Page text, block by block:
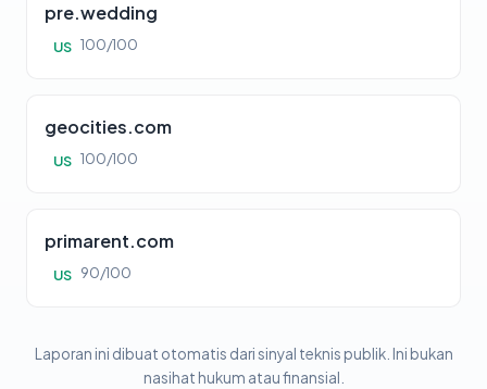
pre.wedding
US 100/100
geocities.com
US 100/100
primarent.com
US 90/100
Laporan ini dibuat otomatis dari sinyal teknis publik. Ini bukan
nasihat hukum atau finansial.